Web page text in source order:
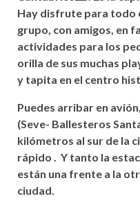
Hay disfrute para todo
grupo, con amigos, en
actividades para los
orilla de sus muchas
y tapita en el centro
Puedes arribar en avión
(Seve- Ballesteros
kilómetros al sur de la
rápido . Y tanto la
están una frente a la
ciudad.